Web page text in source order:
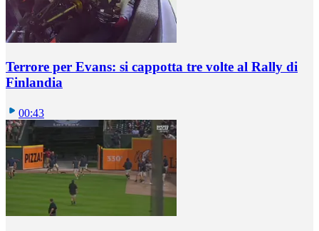
Terrore per Evans: si cappotta tre volte al Rally di
Finlandia
00:43